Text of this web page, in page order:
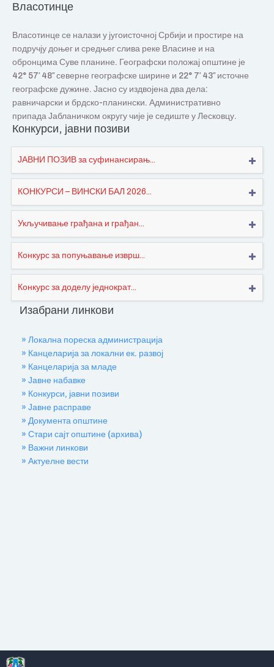
Власотинце
Власотинце се налази у југоисточној Србији и простире на
подручју доњег и средњег слива реке Власине и на
обронцима Суве планине. Географски положај општине је
42° 57′ 48″ северне географске ширине и 22° 7′ 43″ источне
географске дужине. Јасно су издвојена два дела:
равничарски и брдско-планински. Административно
припада Јабланичком округу чије је седиште у Лесковцу.
Конкурси, јавни позиви
ЈАВНИ ПОЗИВ за суфинансирањ...
КОНКУРСИ – ВИНСКИ БАЛ 2026...
Укључивање грађана и грађан...
Конкурс за попуњавање изврш...
Конкурс за доделу једнократ...
Изабрани линкови
» Локална пореска администрација
» Канцеларија за локални ек. развој
» Канцеларија за младе
» Јавне набавке
» Конкурси, јавни позиви
» Јавне расправе
» Документа општине
» Стари сајт општине (архива)
» Важни линкови
» Актуелне вести